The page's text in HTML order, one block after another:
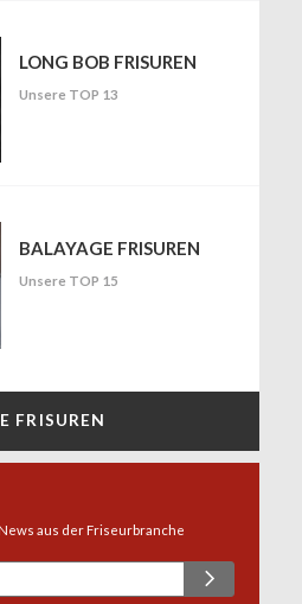
LONG BOB FRISUREN
Unsere TOP 13
BALAYAGE FRISUREN
Unsere TOP 15
FRISUREN
aus der Friseurbranche